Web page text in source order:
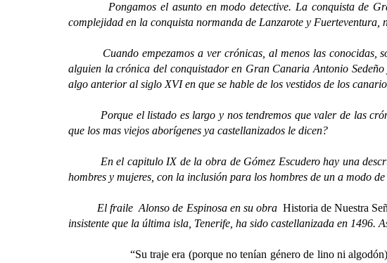
Pongamos el asunto en modo detective. La conquista de
complejidad en la conquista normanda de Lanzarote y Fuerteventura,
Cuando empezamos a ver crónicas, al menos las conocidas,
alguien la crónica del conquistador en Gran Canaria Antonio
algo anterior al siglo XVI en que se hable de los vestidos de los
Porque el listado es largo y nos tendremos que valer de las
que los mas viejos aborígenes ya castellanizados le dicen?
En el capitulo IX de la obra de Gómez Escudero hay una
hombres y mujeres, con la inclusión para los hombres de un a modo
El fraile Alonso de Espinosa en su obra Historia de Nuestra
insistente que la última isla, Tenerife, ha sido castellanizada en 1496.
“Su traje era (porque no tenían género de lino ni